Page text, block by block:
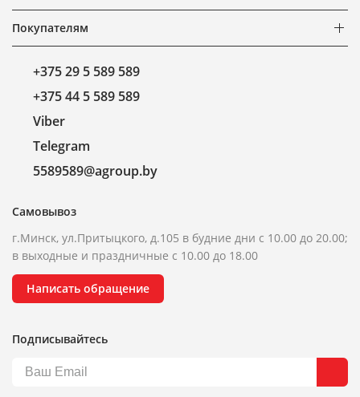
Покупателям
+375 29 5 589 589
+375 44 5 589 589
Viber
Telegram
5589589@agroup.by
Самовывоз
г.Минск, ул.Притыцкого, д.105 в будние дни с 10.00 до 20.00;
в выходные и праздничные с 10.00 до 18.00
Написать обращение
Подписывайтесь